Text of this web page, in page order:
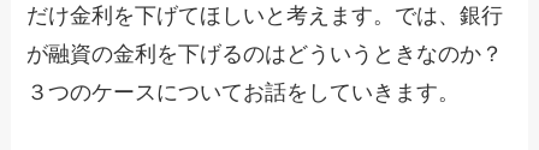
だけ金利を下げてほしいと考えます。では、銀行
が融資の金利を下げるのはどういうときなのか？
３つのケースについてお話をしていきます。